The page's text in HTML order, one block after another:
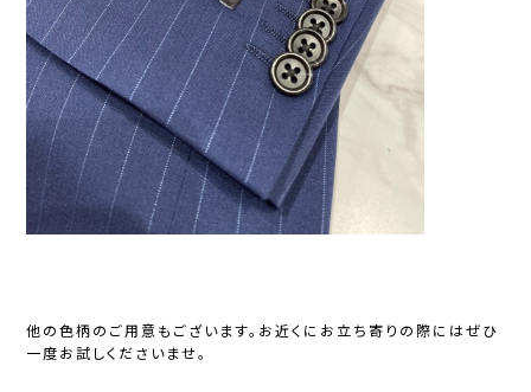
他の色柄のご用意もございます。お近くにお立ち寄りの際にはぜひ
一度お試しくださいませ。